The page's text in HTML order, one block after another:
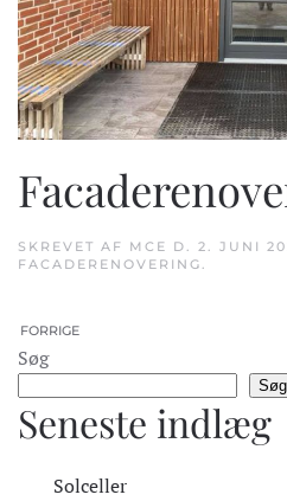
SKREVET AF MCE D. 2. JUNI
FACADERENOVERING
FORRIGE
Søg
Søg
Seneste indlæg
Solceller